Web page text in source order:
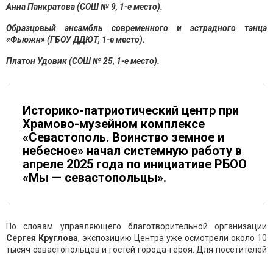
Анна Панкратова (СОШ № 9, 1-е место).
Образцовый ансамбль современного и эстрадного танца
«Фьюжн» (ГБОУ ДДЮТ, 1-е место).
Платон Удовик (СОШ № 25, 1-е место).
Историко-патриотический центр при
Храмово-музейном комплексе
«Севастополь. Воинство земное и
небесное» начал системную работу в
апреле 2025 года по инициативе РБОО
«Мы — севастопольцы».
По словам управляющего благотворительной организации
Сергея Круглова, экспозицию Центра уже осмотрели около 10
тысяч севастопольцев и гостей города-героя. Для посетителей